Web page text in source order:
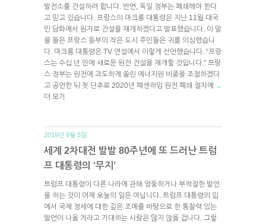
발전소를 건설하려 합니다. 반면, 독일 정부는 폐쇄해야 한다
고 믿고 있습니다. 프랑스의 마크롱 대통령은 지난 11월 대국
민 담화에서 원자로 건설을 재개하겠다고 발표했습니다. 이 말
을 들은 프랑스 동부의 작은 도시 주민들은 귀를 의심했습니
다. 마크롱 대통령은 TV 연설에서 이렇게 선언했습니다. “프랑
스는 수십 년 만에 새로운 원전 건설을 재개할 것입니다.” 프랑
스 정부는 원전에 과도하게 쏠린 에너지원 비중을 조절하겠다
고 공언한 뒤 첫 단추로 2020년 페센하임 원전 폐쇄 절차에
→
더 보기
2019년 9월 5일.
세계 2차대전 발발 80주년에 또 드러난 트럼
프 대통령의 ‘무지’
트럼프 대통령이 다른 나라에 관해 엉뚱하거나 부적절한 발언
을 하는 것이 어제 오늘의 일은 아닙니다. 트럼프 대통령의 입
에서 국제 정세에 대한 깊은 조예를 바탕으로 한 통찰력 있는
발언이 나올 거라고 기대하는 사람은 많지 않을 겁니다. 그렇